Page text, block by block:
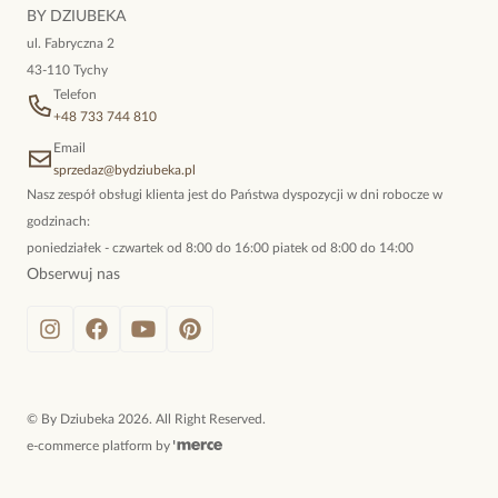
BY DZIUBEKA
ul. Fabryczna 2
43-110 Tychy
Telefon
+48 733 744 810
Email
sprzedaz@bydziubeka.pl
Nasz zespół obsługi klienta jest do Państwa dyspozycji w dni robocze w
godzinach:
poniedziałek - czwartek od 8:00 do 16:00 piatek od 8:00 do 14:00
Obserwuj nas
© By Dziubeka 2026. All Right Reserved.
e-commerce platform by